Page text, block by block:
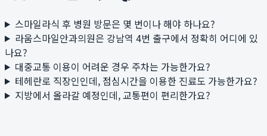
스마일라식 후 병원 방문은 몇 번이나 해야 하나요?
라움스마일안과의원은 강남역 4번 출구에서 정확히 어디에 있
나요?
대중교통 이용이 어려운 경우 주차는 가능한가요?
테헤란로 직장인인데, 점심시간을 이용한 진료도 가능한가요?
지방에서 올라갈 예정인데, 교통편이 편리한가요?